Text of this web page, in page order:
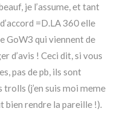
je l’assume, et tant
=D.LA 360 elle
GoW3 qui viennent de
d’avis ! Ceci dit, si vous
pas de pb, ils sont
(j’en suis moi meme
bien rendre la pareille !).